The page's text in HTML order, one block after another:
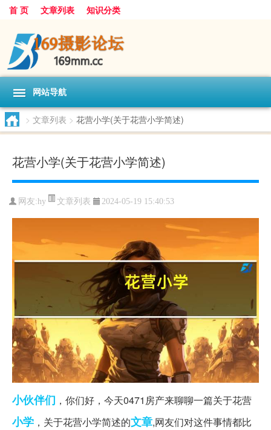
首 页 文章列表 知识分类
网站导航
> 文章列表 > 花营小学(关于花营小学简述)
花营小学(关于花营小学简述)
网友:hy 文章列表 2024-05-19 15:40:53
小伙伴们 ，你们好，今天0471房产来聊聊一篇关于花营
小学 ，关于花营小学简述的文章,网友们对这件事情都比